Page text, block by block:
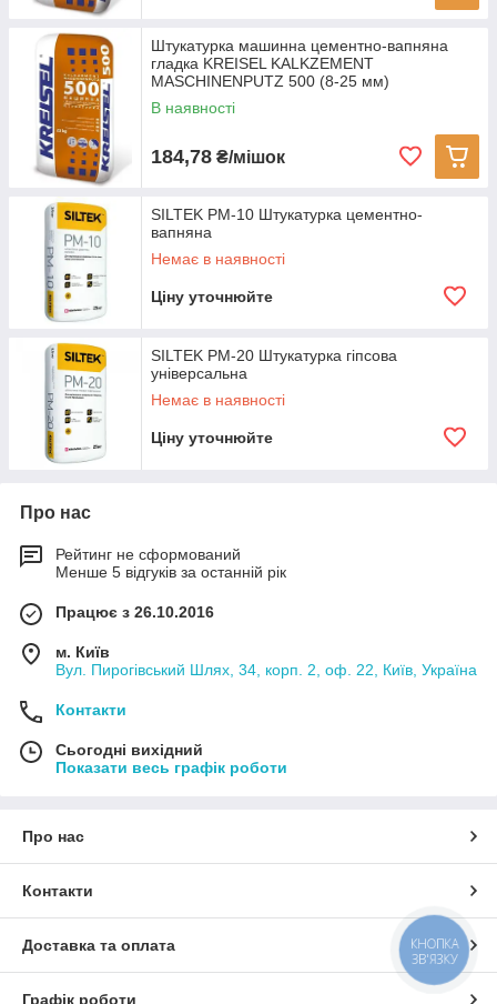
Штукатурка машинна цементно-вапняна
гладка KREISEL KALKZEMENT
MASCHINENPUTZ 500 (8-25 мм)
В наявності
184,78 ₴/мішок
SILTEK PM-10 Штукатурка цементно-
вапняна
Немає в наявності
Ціну уточнюйте
SILTEK PМ-20 Штукатурка гіпсова
універсальна
Немає в наявності
Ціну уточнюйте
Про нас
Рейтинг не сформований
Менше 5 відгуків за останній рік
Працює з 26.10.2016
м. Київ
Вул. Пирогівський Шлях, 34, корп. 2, оф. 22, Київ, Україна
Контакти
Сьогодні вихідний
Показати весь графік роботи
Про нас
Контакти
Доставка та оплата
Графік роботи
КНОПКА
ЗВ'ЯЗКУ